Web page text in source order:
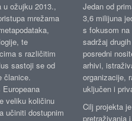
u ožujku 2013.,
mrežama
te
s različitim
sastoji se od
članice.
veliku količinu
učiniti dostupnim
Jedan od
3,6 milijuna
s fokusom
sadržaj
posredni
arhivi,
organizacije,
uključen i
Cilj projekta
pretraživanja